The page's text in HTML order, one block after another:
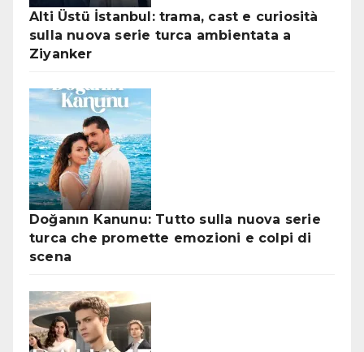
Alti Üstü İstanbul: trama, cast e curiosità
sulla nuova serie turca ambientata a
Ziyanker
Doğanın Kanunu: Tutto sulla nuova serie
turca che promette emozioni e colpi di
scena